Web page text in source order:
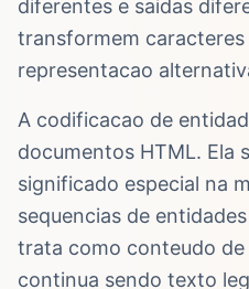
diferentes e saidas
transformem caracteres
representacao
A codificacao de
documentos HTML. Ela
significado especial na
sequencias de
trata como conteudo
continua sendo texto